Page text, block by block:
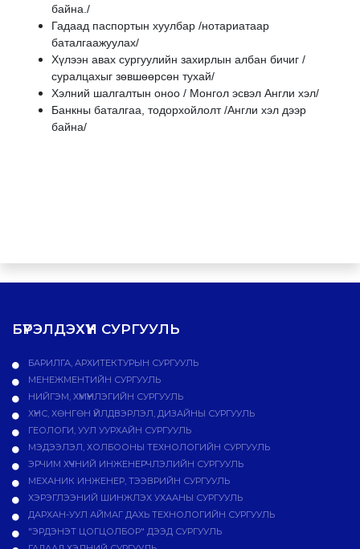
байна./
Гадаад паспортын хуулбар /нотариатаар
баталгаажуулах/
Хүлээн авах сургуулийн захирлын албан бичиг /
суралцахыг зөвшөөрсөн тухай/
Хэлний шалгалтын оноо / Монгол эсвэл Англи хэл/
Банкны баталгаа, тодорхойлолт /Англи хэл дээр
байна/
БҮРЭЛДЭХҮҮН СУРГУУЛЬ
БАРИЛГА, АРХИТЕКТУРЫН СУРГУУЛЬ
МЕНЕЖМЕНТИЙН СУРГУУЛЬ
НИЙГЭМ, ХҮМҮҮНЛЭГИЙН СУРГУУЛЬ
ХҮНС, ХӨНГӨН ҮЙЛДВЭРЛЭЛ, ДИЗАЙНЫ СУРГУУЛЬ
ГЕОЛОГИ, УУЛ УУРХАЙН СУРГУУЛЬ
МЭДЭЭЛЭЛ, ХОЛБООНЫ ТЕХНОЛОГИЙН СУРГУУЛЬ
ЭРЧИМ ХҮЧНИЙ ИНЖЕНЕРЧЛЭЛИЙН СУРГУУЛЬ
МЕХАНИК ИНЖЕНЕР, ТЭЭВРИЙН СУРГУУЛЬ
ХЭРЭГЛЭЭНИЙ ШИНЖЛЭХ УХААНЫ СУРГУУЛЬ
ДАРХАН-УУЛ АЙМАГ ДАХЬ ТЕХНОЛОГИЙН СУРГУУЛЬ
"ЭРДЭНЭТ ЦОГЦОЛБОР" ДЭЭД СУРГУУЛЬ